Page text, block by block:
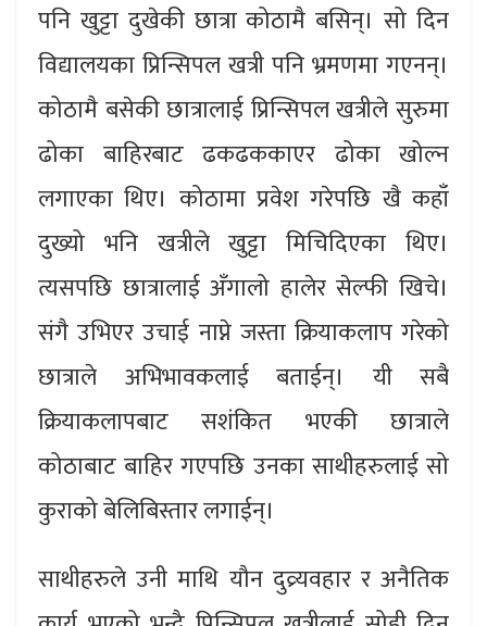
पनि खुट्टा दुखेकी छात्रा कोठामै बसिन्। सो दिन
विद्यालयका प्रिन्सिपल खत्री पनि भ्रमणमा गएनन्।
कोठामै बसेकी छात्रालाई प्रिन्सिपल खत्रीले सुरुमा
ढोका बाहिरबाट ढकढककाएर ढोका खोल्न
लगाएका थिए। कोठामा प्रवेश गरेपछि खै कहाँ
दुख्यो भनि खत्रीले खुट्टा मिचिदिएका थिए।
त्यसपछि छात्रालाई अँगालो हालेर सेल्फी खिचे।
संगै उभिएर उचाई नाप्ने जस्ता क्रियाकलाप गरेको
छात्राले अभिभावकलाई बताईन्। यी सबै
क्रियाकलापबाट सशंकित भएकी छात्राले
कोठाबाट बाहिर गएपछि उनका साथीहरुलाई सो
कुराको बेलिबिस्तार लगाईन्।
साथीहरुले उनी माथि यौन दुव्र्यवहार र अनैतिक